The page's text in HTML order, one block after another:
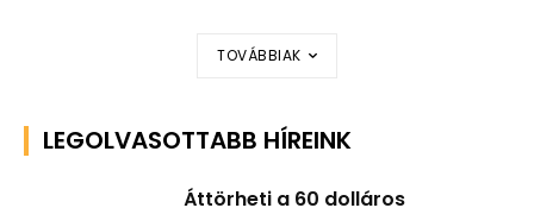
TOVÁBBIAK
LEGOLVASOTTABB HÍREINK
Áttörheti a 60 dolláros